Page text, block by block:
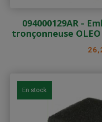
094000129AR -
tronçonneuse OLEO
Prix
En stock